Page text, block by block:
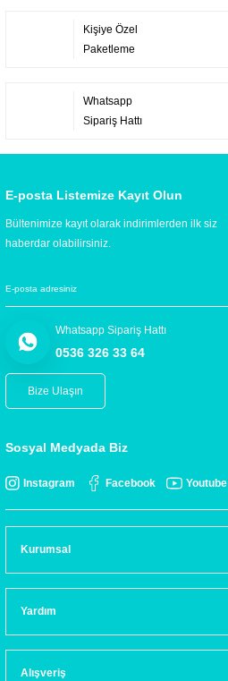
Kişiye Özel
Paketleme
Whatsapp
Sipariş Hattı
E-posta Listemize Kayıt Olun
Bültenimize kayıt olarak indirimlerden ilk siz
haberdar olabilirsiniz.
Whatsapp Sipariş Hattı
0536 326 33 64
Bize Ulaşın
Sosyal Medyada Biz
Instagram Facebook Youtube
Kurumsal
Yardım
Alışveriş